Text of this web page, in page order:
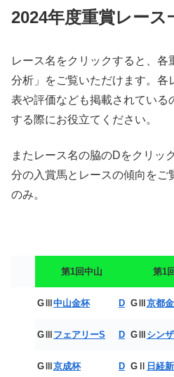
2024年度重賞レース
レース名をクリックすると、
分析」をご覧いただけます。各
表や評価なども掲載されている
する際にお役立てください。
またレース名の脇のDをクリッ
分の入賞馬とレースの傾向を
のみ。
第1回中山 第1
GⅢ中山金杯 D GⅢ京都
GⅢ フェアリーS D GⅢ シン
GⅢ京成杯 D GⅡ 日経